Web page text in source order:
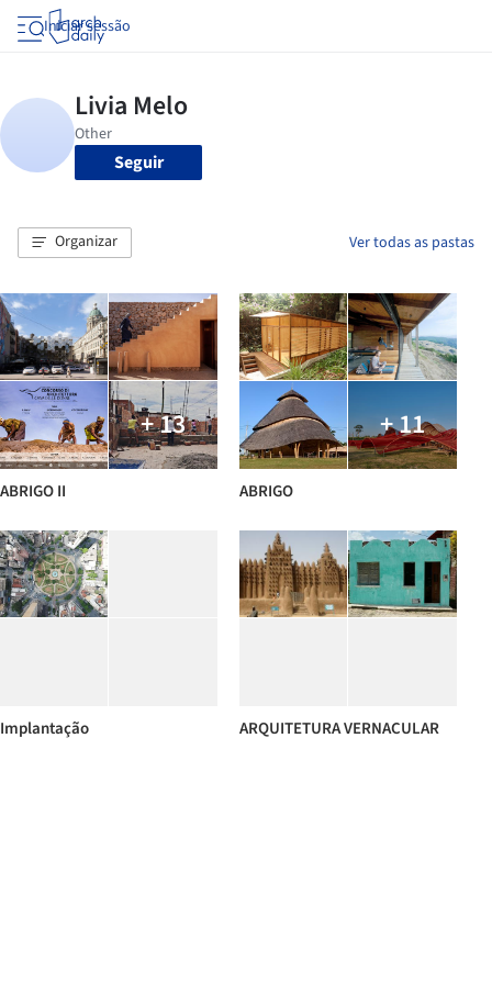
Iniciar sessão
Seguir
Organizar Ver todas as pastas
+ 13
ABRIGO II
+ 11
ABRIGO
Implantação ARQUITETURA VERNACULAR